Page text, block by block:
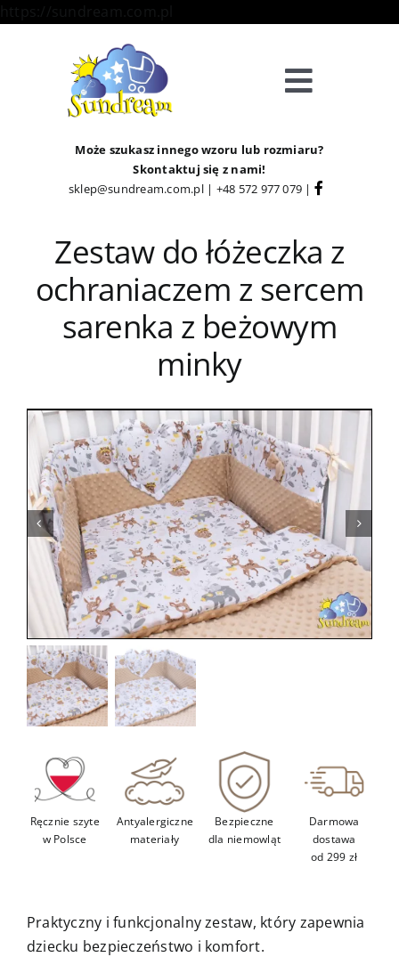
Toggle
Kategorie
Strefa Klienta
Kontakt
Może szukasz innego wzoru lub rozmiaru?
Skontaktuj się z nami!
sklep@sundream.com.pl| +48 572 977 079 |
Zestaw do łóżeczka z
ochraniaczem z sercem
sarenka z beżowym
minky
Ręcznie szyte
w Polsce
Antyalergiczne
materiały
Bezpieczne
dla niemowląt
Darmowa
dostawa
od 299 zł
Praktyczny i funkcjonalny zestaw, który zapewnia
dziecku bezpieczeństwo i komfort.